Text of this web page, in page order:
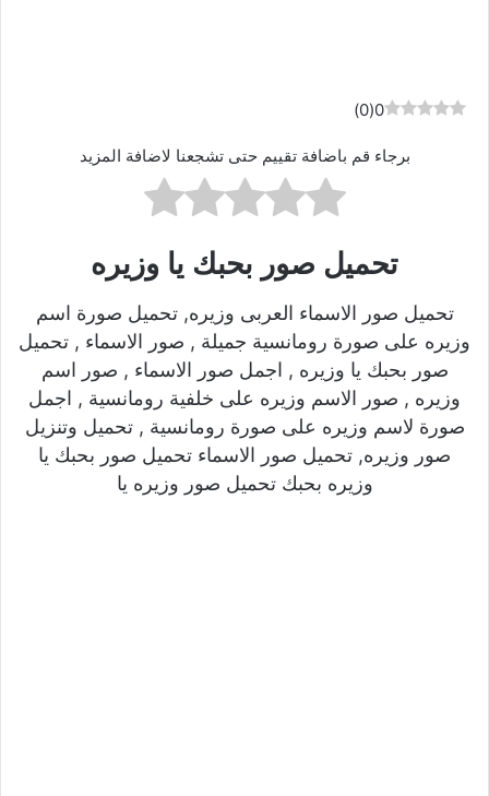
0
(
0
)
برجاء قم باضافة تقييم حتى تشجعنا لاضافة المزيد
تحميل صور بحبك يا وزيره
تحميل صور الاسماء العربى وزيره, تحميل صورة اسم
وزيره على صورة رومانسية جميلة , صور الاسماء , تحميل
صور بحبك يا وزيره , اجمل صور الاسماء , صور اسم
وزيره , صور الاسم وزيره على خلفية رومانسية , اجمل
صورة لاسم وزيره على صورة رومانسية , تحميل وتنزيل
صور وزيره, تحميل صور الاسماء تحميل صور بحبك يا
وزيره بحبك تحميل صور وزيره يا